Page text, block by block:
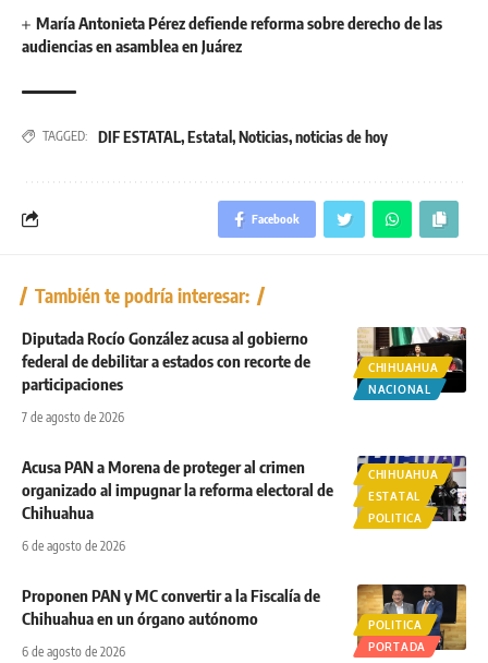
María Antonieta Pérez defiende reforma sobre derecho de las
audiencias en asamblea en Juárez
TAGGED: DIF ESTATAL,Estatal ,Noticias,noticias de hoy
Facebook
También te podría interesar:
CHIHUAHUA
NACIONAL
Diputada Rocío González acusa al gobierno
federal de debilitar a estados con recorte de
participaciones
7 de agosto de 2026
CHIHUAHUA
ESTATAL
POLITICA
Acusa PAN a Morena de proteger al crimen
organizado al impugnar la reforma electoral de
Chihuahua
6 de agosto de 2026
POLITICA
PORTADA
Proponen PAN y MC convertir a la Fiscalía de
Chihuahua en un órgano autónomo
6 de agosto de 2026